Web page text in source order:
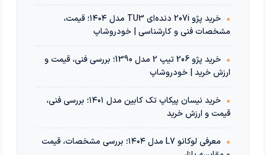
•
خرید پژو 207i دنده‌ای TU3 مدل ۱۴۰۴؛ قیمت،
مشخصات فنی و کارشناسی | خودروشاپ
•
خرید پژو 206 تیپ 2 مدل 1390؛ بررسی فنی، قیمت و
ارزش خرید | خودروشاپ
•
خرید نیسان پیکاپ تک کابین مدل ۱۴۰۱؛ بررسی فنی،
قیمت و ارزش خرید
•
معرفی لوکانو L7 مدل ۱۴۰۴؛ بررسی مشخصات، قیمت